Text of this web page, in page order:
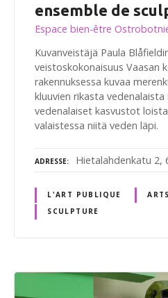
ensemble de
Espace bien-être
Kuvanveistäjä Paula
veistoskokonaisuus Vaasan
rakennuksessa kuvaa
kluuvien rikasta
vedenalaiset kasvustot
valaistessa niitä veden läpi.
ADRESSE Hietalahdenkatu 2,
L'ART PUBLIQUE
SCULPTURE